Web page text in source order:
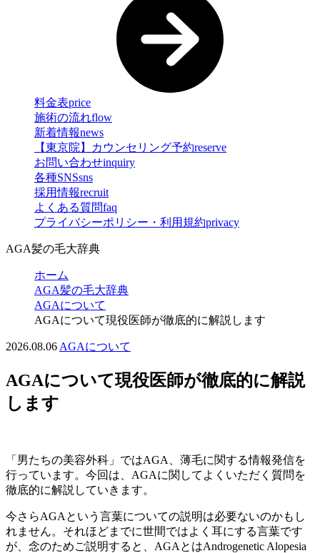
料金表price
施術の流れflow
新着情報news
【東京院】カウンセリング予約reserve
お問い合わせinquiry
各種SNSsns
採用情報recruit
よくある質問faq
プライバシーポリシー・利用規約privacy
AGA髪の毛大辞典
ホーム
AGA髪の毛大辞典
AGAについて
AGAについて現役医師が徹底的に解説します
2026.08.06 AGAについて
AGAについて現役医師が徹底的に解説
します
「男たちの美容外科」ではAGA、薄毛に関する情報発信を
行っています。今回は、AGAに関してよくいただく質問を
徹底的に解説していきます。
今さらAGAという言葉についての説明は必要ないのかもし
れません。それほどまでに世間ではよく耳にする言葉です
が、念のためご説明すると、AGAとはAndrogenetic Alopesia